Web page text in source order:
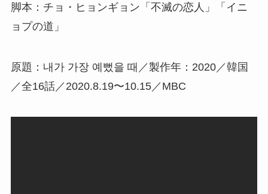
脚本：チョ・ヒョンギョン「不滅の恋人」「イニ
ョプの道」
原題：내가 가장 예뻤을 때／製作年：2020／韓国
／全16話／2020.8.19〜10.15／MBC